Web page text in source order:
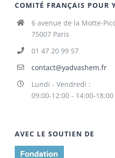
COMITÉ FRANÇAIS POUR
6 avenue de la Motte-
75007 Paris
01 47 20 99 57
contact@yadvashem.fr
Lundi - Vendredi :
09:00-12:00 - 14:00-18:00
AVEC LE SOUTIEN DE